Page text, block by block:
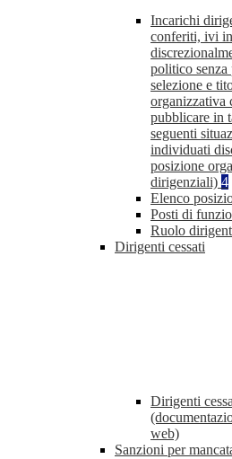
Incarichi
conferiti, ivi
politico senza
selezione e
organizzativa
pubblicare in
seguenti
individuati
posizione
dirigenziali) 4
Elenco
Posti di
Ruolo
Dirigenti cessati
Dirigenti
web)
Sanzioni per